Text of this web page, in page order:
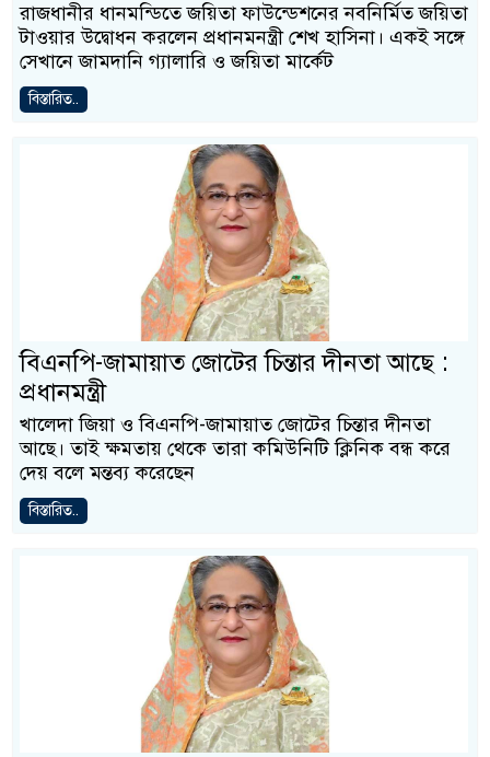
রাজধানীর ধানমন্ডিতে জয়িতা ফাউন্ডেশনের নবনির্মিত জয়িতা
টাওয়ার উদ্বোধন করলেন প্রধানমনন্ত্রী শেখ হাসিনা। একই সঙ্গে
সেখানে জামদানি গ্যালারি ও জয়িতা মার্কেট
বিস্তারিত..
বিএনপি-জামায়াত জোটের চিন্তার দীনতা আছে :
প্রধানমন্ত্রী
খালেদা জিয়া ও বিএনপি-জামায়াত জোটের চিন্তার দীনতা
আছে। তাই ক্ষমতায় থেকে তারা কমিউনিটি ক্লিনিক বন্ধ করে
দেয় বলে মন্তব্য করেছেন
বিস্তারিত..